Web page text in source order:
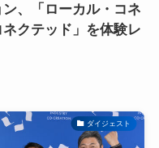
、「ローカル・コネ
クテッド」を体験レ
ダイジェスト